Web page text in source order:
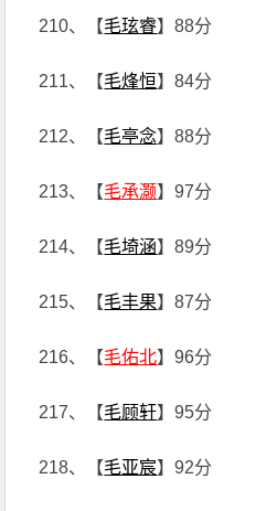
210、【毛玹睿】88分
211、【毛烽恒】84分
212、【毛亭念】88分
213、【毛承灏】97分
214、【毛埼涵】89分
215、【毛丰果】87分
216、【毛佑北】96分
217、【毛顾轩】95分
218、【毛亚宸】92分